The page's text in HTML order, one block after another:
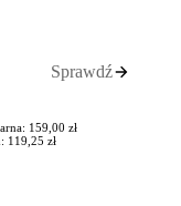
Sprawdź
159,00 zł
119,25 zł